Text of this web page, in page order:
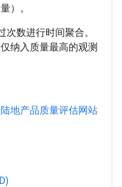
）。
数进行时间聚合。
纳入质量最高的观测
陆地产品质量评估网站